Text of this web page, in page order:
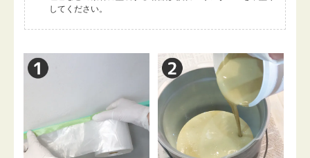
してください。